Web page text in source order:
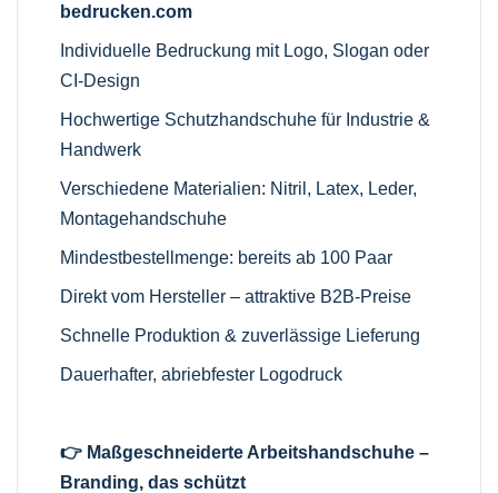
bedrucken.com
Individuelle Bedruckung mit Logo, Slogan oder
CI-Design
Hochwertige Schutzhandschuhe für Industrie &
Handwerk
Verschiedene Materialien: Nitril, Latex, Leder,
Montagehandschuhe
Mindestbestellmenge: bereits ab 100 Paar
Direkt vom Hersteller – attraktive B2B-Preise
Schnelle Produktion & zuverlässige Lieferung
Dauerhafter, abriebfester Logodruck
👉 Maßgeschneiderte Arbeitshandschuhe –
Branding, das schützt